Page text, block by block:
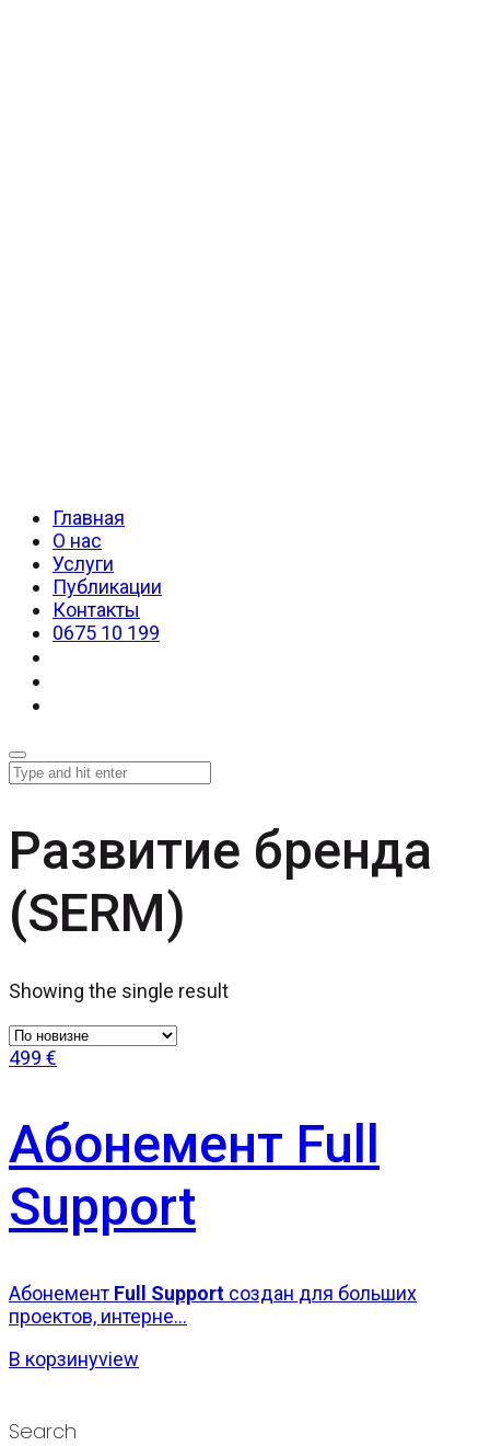
Главная
О нас
Услуги
Публикации
Контакты
0675 10 199
Развитие бренда
(SERM)
Showing the single result
499 €
Абонемент Full
Support
Абонемент Full Support создан для больших
проектов, интерне...
В корзинуview
Search